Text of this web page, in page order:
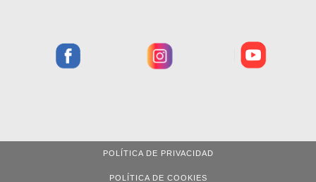
POLÍTICA DE PRIVACIDAD
POLÍTICA DE COOKIES